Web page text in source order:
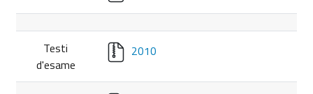
Testi
d'esame
2010